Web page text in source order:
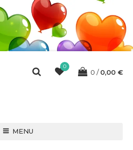
0
0 0,00 €
MENU